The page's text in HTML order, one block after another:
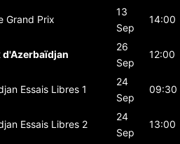
Grand Prix
13
Sep
14:00
d'Azerbaïdjan
26
Sep
12:00
Essais Libres 1
24
Sep
09:30
Essais Libres 2
24
Sep
13:00